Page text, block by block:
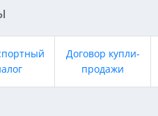
Договор купли-
продажи